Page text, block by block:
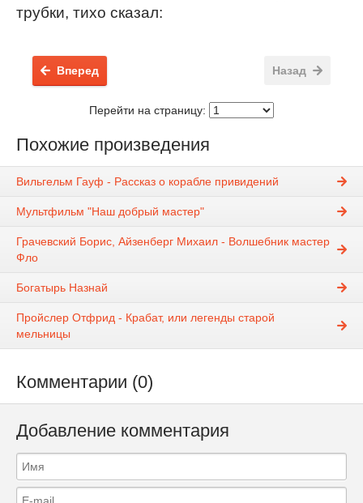
трубки, тихо сказал:
Назад
Вперед
Перейти на страницу:
Похожие произведения
Вильгельм Гауф - Рассказ о корабле привидений
Мультфильм "Наш добрый мастер"
Грачевский Борис, Айзенберг Михаил - Волшебник мастер
Фло
Богатырь Назнай
Пройслер Отфрид - Крабат, или легенды старой
мельницы
Комментарии (0)
Добавление комментария